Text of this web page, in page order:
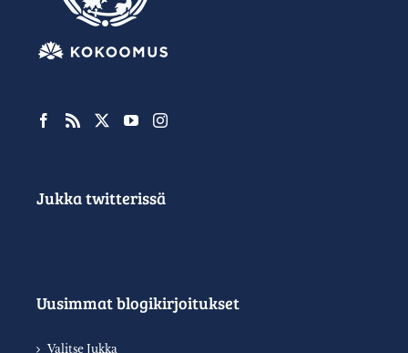
Jukka twitterissä
Uusimmat blogikirjoitukset
Valitse Jukka